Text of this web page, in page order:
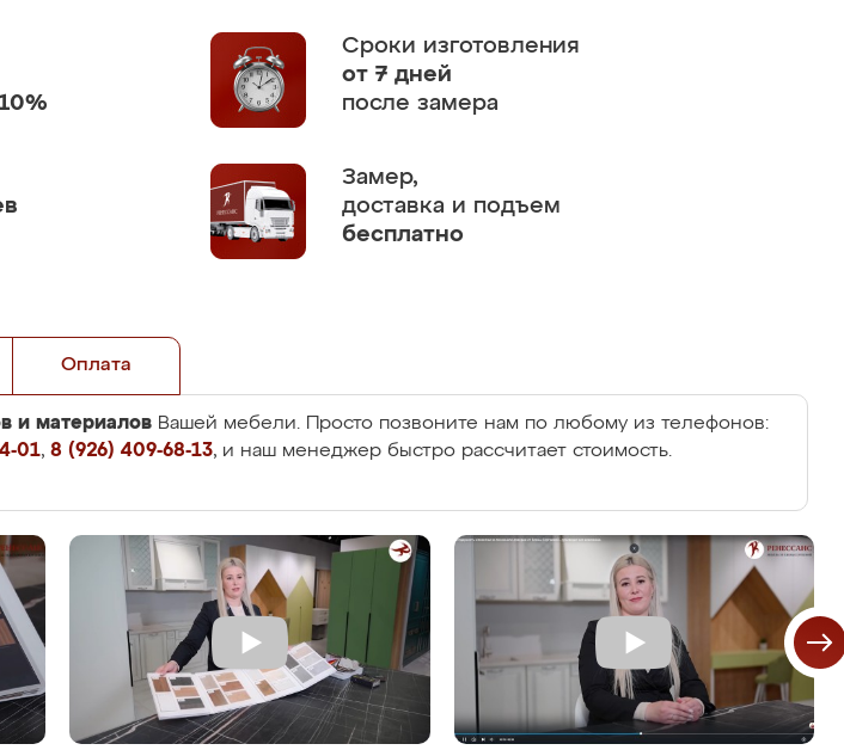
Сроки изготовления
от 7 дней
после замера
Замер,
доставка и подъем
бесплатно
Оплата
и материалов Вашей мебели. Просто позвоните нам по любому из телефонов:
01, 8 (926) 409-68-13, и наш менеджер быстро рассчитает стоимость.